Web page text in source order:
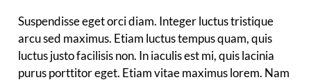
Suspendisse eget orci diam. Integer luctus tristique
arcu sed maximus. Etiam luctus tempus quam, quis
luctus justo facilisis non. In iaculis est mi, quis lacinia
purus porttitor eget. Etiam vitae maximus lorem. Nam